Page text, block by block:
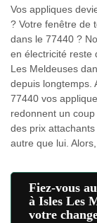
Vos appliques
? Votre fenêtre de
dans le 77440 ?
en électricité reste
Les Meldeuses
depuis longtemps.
77440 vos
redonnent un
des prix
autre que lui.
Fiez-vous
à Isles Les
votre